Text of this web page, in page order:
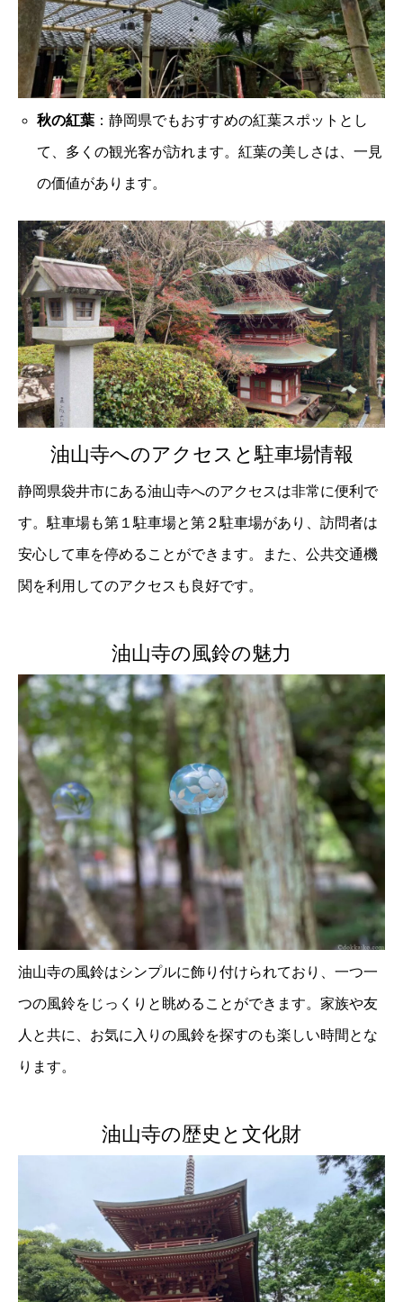
秋の紅葉：静岡県でもおすすめの紅葉スポットとし
て、多くの観光客が訪れます。紅葉の美しさは、一見
の価値があります。
油山寺へのアクセスと駐車場情報
静岡県袋井市にある油山寺へのアクセスは非常に便利で
す。駐車場も第１駐車場と第２駐車場があり、訪問者は
安心して車を停めることができます。また、公共交通機
関を利用してのアクセスも良好です。
油山寺の風鈴の魅力
油山寺の風鈴はシンプルに飾り付けられており、一つ一
つの風鈴をじっくりと眺めることができます。家族や友
人と共に、お気に入りの風鈴を探すのも楽しい時間とな
ります。
油山寺の歴史と文化財